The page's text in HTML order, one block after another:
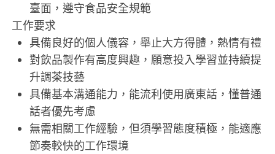
臺面，遵守食品安全規範
工作要求
具備良好的個人儀容，舉止大方得體，熱情有禮
對飲品製作有高度興趣，願意投入學習並持續提
升調茶技藝
具備基本溝通能力，能流利使用廣東話，懂普通
話者優先考慮
無需相關工作經驗，但須學習態度積極，能適應
節奏較快的工作環境